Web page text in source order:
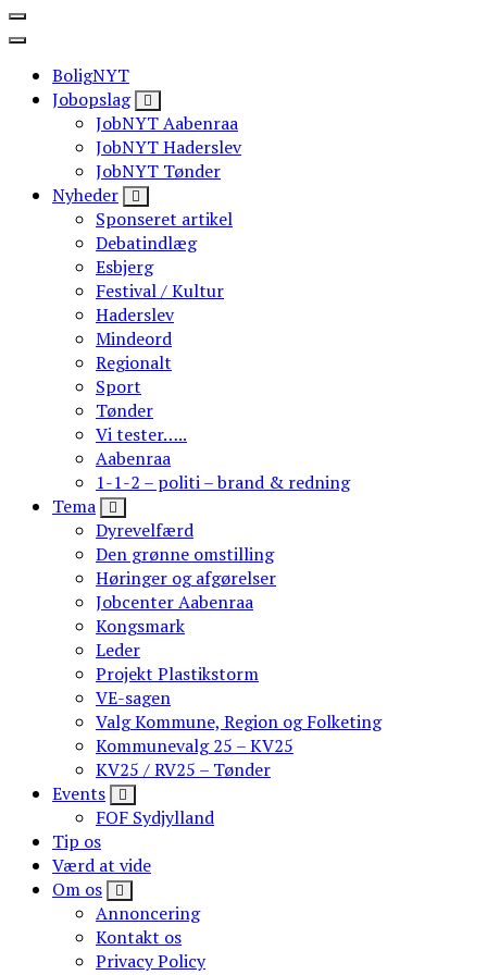
BoligNYT
Jobopslag
JobNYT Aabenraa
JobNYT Haderslev
JobNYT Tønder
Nyheder
Sponseret artikel
Debatindlæg
Esbjerg
Festival / Kultur
Haderslev
Mindeord
Regionalt
Sport
Tønder
Vi tester…..
Aabenraa
1-1-2 – politi – brand & redning
Tema
Dyrevelfærd
Den grønne omstilling
Høringer og afgørelser
Jobcenter Aabenraa
Kongsmark
Leder
Projekt Plastikstorm
VE-sagen
Valg Kommune, Region og Folketing
Kommunevalg 25 – KV25
KV25 / RV25 – Tønder
Events
FOF Sydjylland
Tip os
Værd at vide
Om os
Annoncering
Kontakt os
Privacy Policy